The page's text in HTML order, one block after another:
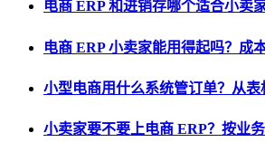
电商 ERP 和进销存哪个适合小卖
电商 ERP 小卖家能用得起吗？成
小型电商用什么系统管订单？从表
小卖家要不要上电商 ERP？按业